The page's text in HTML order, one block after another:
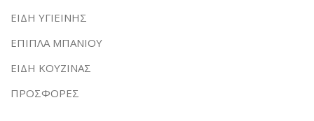
ΕΙΔΗ ΥΓΙΕΙΝΗΣ
ΕΠΙΠΛΑ ΜΠΑΝΙΟΥ
ΕΙΔΗ ΚΟΥΖΙΝΑΣ
ΠΡΟΣΦΟΡΕΣ